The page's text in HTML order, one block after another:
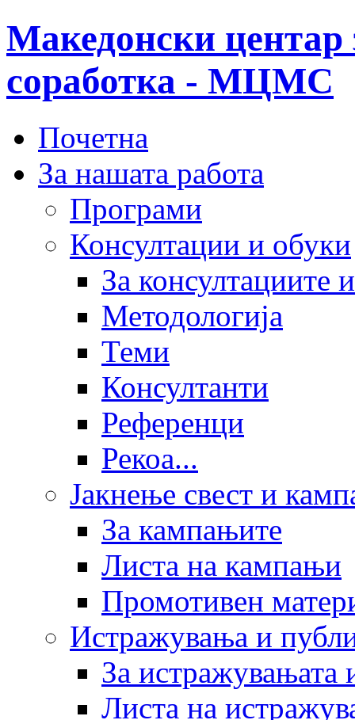
Македонски центар
соработка - МЦМС
Почетна
За нашата работа
Програми
Консултации и обуки
За консултациите
Методологија
Теми
Консултанти
Референци
Рекоа...
Јакнење свест и
За кампањите
Листа на кампањи
Промотивен
Истражувања и
За истражувањата
Листа на